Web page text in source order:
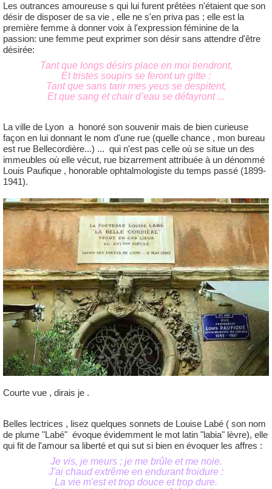
Les outrances amoureuse s qui lui furent prêtées n'étaient que son
désir de disposer de sa vie , elle ne s'en priva pas ; elle est la
première femme à donner voix à l'expression féminine de la
passion: une femme peut exprimer son désir sans attendre d'être
désirée:
Tant que longs désirs place en moi tiendront,
Et tristes soupirs se feront un gitte :
Tant que sans tarir mes yeus se despitent,
Et que sang et chair d’eau se défayront ...
La ville de Lyon a honoré son souvenir mais de bien curieuse
façon en lui donnant le nom d'une rue (quelle chance , mon bureau
est rue Bellecordière...) ... qui n'est pas celle où se situe un des
immeubles où elle vécut, rue bizarrement attribuée à un dénommé
Louis Paufique , honorable ophtalmologiste du temps passé (1899-
1941).
Courte vue , dirais je .
Belles lectrices , lisez quelques sonnets de Louise Labé ( son nom
de plume "Labé" évoque évidemment le mot latin "labia" lèvre), elle
qui fit de l'amour sa liberté et qui sut si bien en évoquer les affres :
Je vis, je meurs ; je me brûle et me noie.
J'ai chaud extrême en endurant froidure :
La vie m'est et trop douce et trop dure.